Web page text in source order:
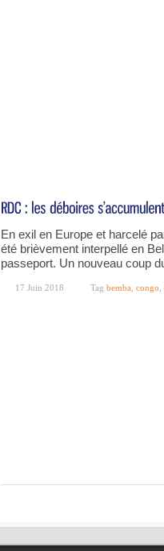
En exil en Europe et harcelé
été brièvement interpellé en
passeport. Un nouveau coup
17 Juin 2018 Tag bemba congo